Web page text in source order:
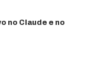
no Claude e no